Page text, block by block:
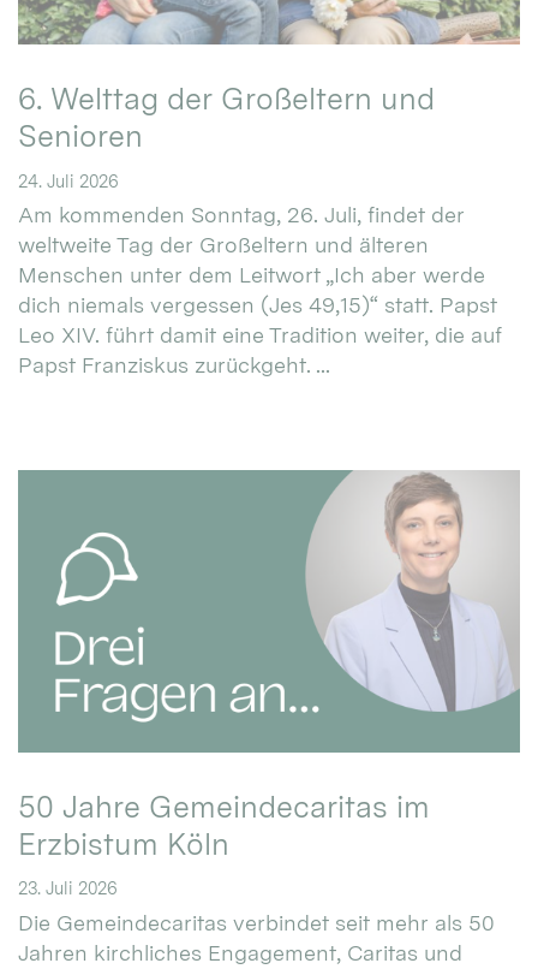
6. Welttag der Großeltern und
Senioren
24. Juli 2026
Am kommenden Sonntag, 26. Juli, findet der
weltweite Tag der Großeltern und älteren
Menschen unter dem Leitwort „Ich aber werde
dich niemals vergessen (Jes 49,15)“ statt. Papst
Leo XIV. führt damit eine Tradition weiter, die auf
Papst Franziskus zurückgeht. ...
50 Jahre Gemeindecaritas im
Erzbistum Köln
23. Juli 2026
Die Gemeindecaritas verbindet seit mehr als 50
Jahren kirchliches Engagement, Caritas und